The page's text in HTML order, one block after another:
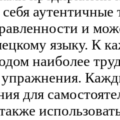
аутентичные
и
языку. К
наиболее
для